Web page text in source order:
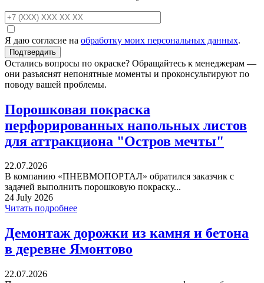
Я даю согласие на обработку моих персональных данных.
Остались вопросы по окраске? Обращайтесь к менеджерам —
они разъяснят непонятные моменты и проконсультируют по
поводу вашей проблемы.
Порошковая покраска
перфорированных напольных листов
для аттракциона "Остров мечты"
22.07.2026
В компанию «ПНЕВМОПОРТАЛ» обратился заказчик с
задачей выполнить порошковую покраску...
24 July 2026
Читать подробнее
Демонтаж дорожки из камня и бетона
в деревне Ямонтово
22.07.2026